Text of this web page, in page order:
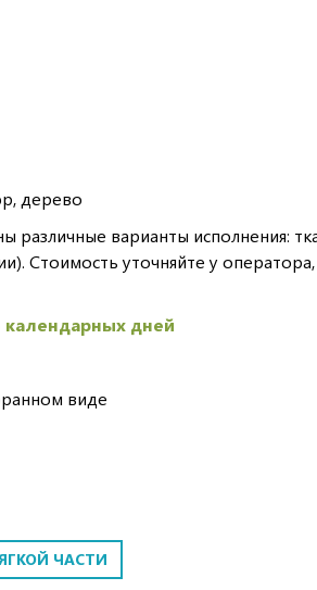
дерево
различные варианты исполнения:
Стоимость уточняйте у оператора,
календарных дней
виде
ЧАСТИ